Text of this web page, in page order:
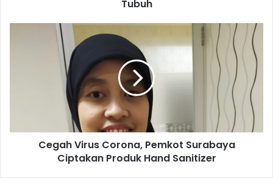
Tubuh
Cegah Virus Corona, Pemkot Surabaya
Ciptakan Produk Hand Sanitizer